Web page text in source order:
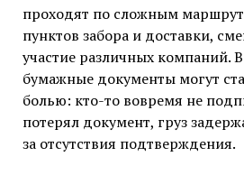
проходят по сложным
пунктов забора и доставки,
участие различных компаний. В
бумажные документы могут
болью: кто-то вовремя не
потерял документ, груз
за отсутствия подтверждения.